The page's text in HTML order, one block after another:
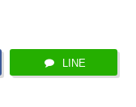
LINE